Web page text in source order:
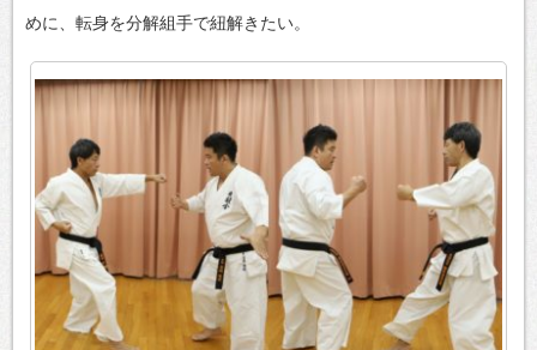
めに、転身を分解組手で紐解きたい。